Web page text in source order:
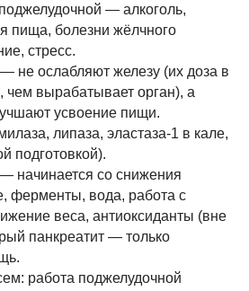
— алкоголь,
пища, болезни жёлчного
стресс.
не ослабляют железу (их доза в
чем вырабатывает орган), а
усвоение пищи.
липаза, эластаза-1 в кале,
подготовкой).
начинается со снижения
ферменты, вода, работа с
веса, антиоксиданты (вне
панкреатит — только
работа поджелудочной